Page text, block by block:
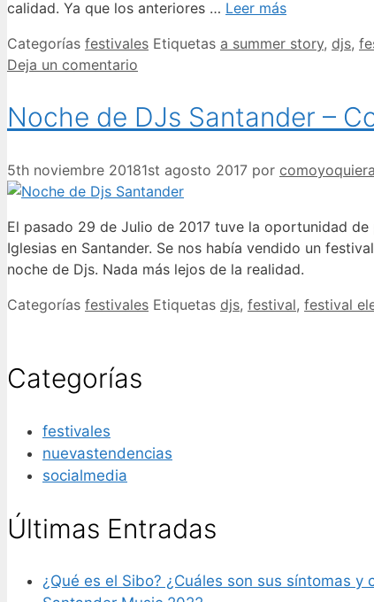
calidad. Ya que los anteriores … Leer más
Categorías festivales Etiquetas a summer story, djs,
Deja un comentario
Noche de DJs Santander –
5th noviembre 20181st agosto 2017 por comoyoquiera
El pasado 29 de Julio de 2017 tuve la oportunidad
Iglesias en Santander. Se nos había vendido un
noche de Djs. Nada más lejos de la realidad.
Categorías festivales Etiquetas djs, festival, festival
Categorías
festivales
nuevastendencias
socialmedia
Últimas Entradas
¿Qué es el Sibo? ¿Cuáles son sus síntomas y